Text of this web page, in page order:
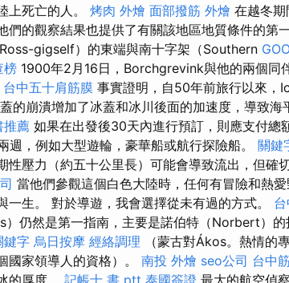
上死亡的人。 烤肉 外燴 面部撥筋 外燴 在越冬
們的觀察結果也提供了有關該地區地質條件的第
gigself）的東端與南十字架（Southern
榜 1900年2月16日，Borchgrevink與他的兩個同
台中五十肩筋膜 事實證明，自50年前旅行以來，
的崩潰增加了冰蓋和冰川後面的加速度，導致海
推薦 如果在出發後30天內進行預訂，則應支付總
週，例如大型遊輪，豪華船或航行探險船。 關鍵
性壓力（約五十公里長）可能會導致流出，但確
當他們參觀這個白色大陸時，任何有冒險和熱
一生。 對於導遊，我會選擇從未有過的方式。
）仍然是第一指南，主要是諾伯特（Norbert）的
鍵字 烏日按摩 經絡調理 （蒙古對Ákos。熱情的
國家領導人的資格）。 南投 外燴 seo公司 台中
的厚度。 記帳士 書 ptt 泰國簽證 最大的航空偵